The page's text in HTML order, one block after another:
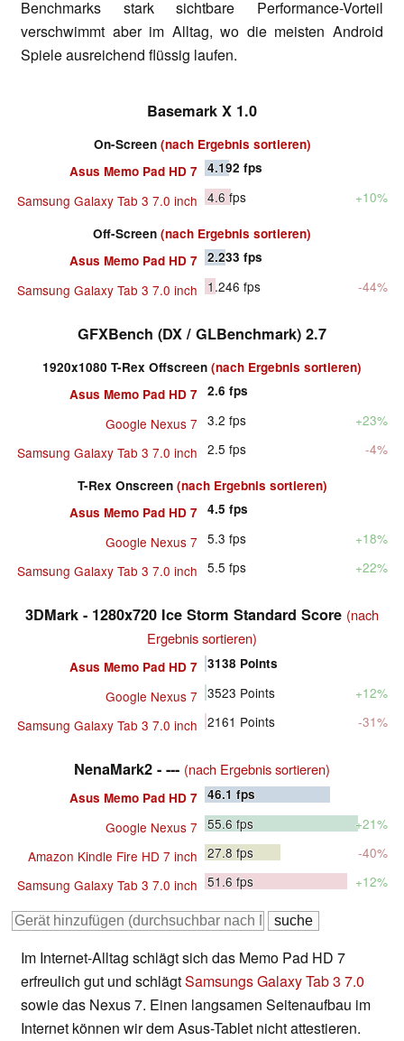
Benchmarks stark sichtbare Performance-Vorteil
verschwimmt aber im Alltag, wo die meisten Android
Spiele ausreichend flüssig laufen.
Basemark X 1.0
On-Screen (nach Ergebnis sortieren)
Asus Memo Pad HD 7 4.192 fps
Samsung Galaxy Tab 3 7.0 inch 4.6 fps +10%
Off-Screen (nach Ergebnis sortieren)
Asus Memo Pad HD 7 2.233 fps
Samsung Galaxy Tab 3 7.0 inch 1.246 fps -44%
GFXBench (DX / GLBenchmark) 2.7
1920x1080 T-Rex Offscreen (nach Ergebnis sortieren)
Asus Memo Pad HD 7 2.6 fps
Google Nexus 7 3.2 fps
+23%
Samsung Galaxy Tab 3 7.0 inch 2.5 fps -4%
T-Rex Onscreen (nach Ergebnis sortieren)
Asus Memo Pad HD 7 4.5 fps
Google Nexus 7 5.3 fps
+18%
Samsung Galaxy Tab 3 7.0 inch 5.5 fps +22%
3DMark - 1280x720 Ice Storm Standard Score (nach
Ergebnis sortieren)
Asus Memo Pad HD 7 3138 Points
Google Nexus 7 3523 Points
+12%
Samsung Galaxy Tab 3 7.0 inch 2161 Points -31%
NenaMark2 - --- (nach Ergebnis sortieren)
Asus Memo Pad HD 7 46.1 fps
Google Nexus 7 55.6fps
+21%
Amazon Kindle Fire HD 7 inch 27.8fps
-40%
Samsung Galaxy Tab 3 7.0 inch 51.6 fps +12%
Im Internet-Alltag schlägt sich das Memo Pad HD 7
erfreulich gut und schlägtSamsungs Galaxy Tab 3 7.0
sowie das Nexus 7. Einen langsamen Seitenaufbau im
Internet können wir dem Asus-Tablet nicht attestieren.